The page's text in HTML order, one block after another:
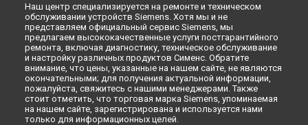
Наш центр специализируется на ремонте и техническом
обслуживании устройств Siemens. Хотя мы и не
представляем официальный сервис Siemens, мы
предлагаем высококачественные услуги постгарантийного
ремонта, включая диагностику, техническое обслуживание
и настройку различных продуктов Сименс. Обратите
внимание, что цены, указанные на нашем сайте, не являются
окончательными; для получения актуальной информации,
пожалуйста, свяжитесь с нашими менеджерами. Также
стоит отметить, что торговая марка Siemens, упоминаемая
на нашем сайте, зарегистрирована и используется нами
только для информационных целей.